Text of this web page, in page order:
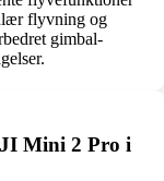
flyvning og
gimbal-
Mini 2 Pro i